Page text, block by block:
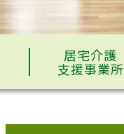
居宅介護
支援事業所